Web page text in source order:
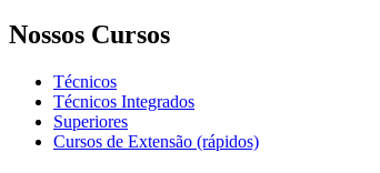
Nossos Cursos
Técnicos
Técnicos Integrados
Superiores
Cursos de Extensão (rápidos)